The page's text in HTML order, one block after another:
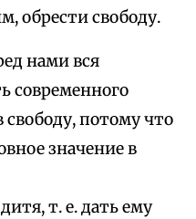
обрести свободу.
нами вся
современного
потому что
значение в
т. е. дать ему